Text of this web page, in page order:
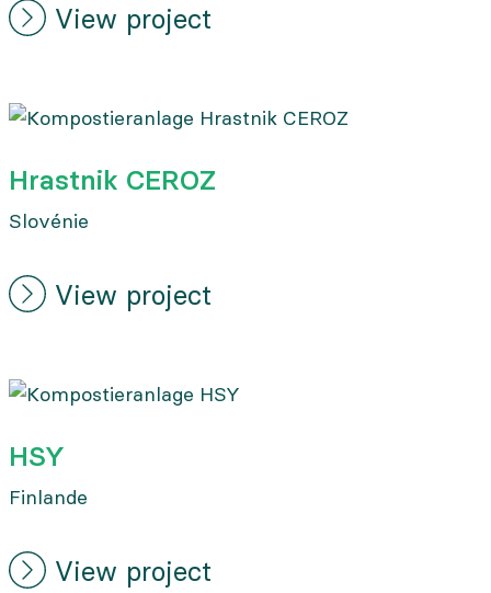
View project
Hrastnik CEROZ
Slovénie
View project
HSY
Finlande
View project